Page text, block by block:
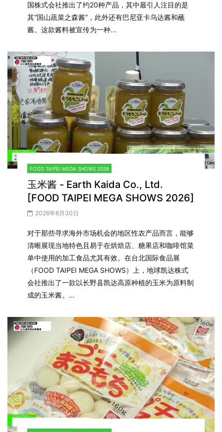
国株式会社推出了约20种产品，其中最引人注目的是
其“国山蔬菜之森酱”，此外还有巴尼亚卡乌达酱和蘸
酱。这款酱料被宣传为一种...
FOOD TAIPEI MEGA SHOWS 2026
玉米酱 - Earth Kaida Co., Ltd.
[FOOD TAIPEI MEGA SHOWS 2026]
2026年6月30日
对于那些寻求海外市场机会的地区性农产品而言，能够
清晰展现当地特色且易于在烘焙店、糖果店和咖啡馆菜
单中使用的加工食品尤其有效。在台北国际食品展
（FOOD TAIPEI MEGA SHOWS）上，地球凯达株式
会社推出了一款以长野县凯达高原种植的玉米为原料制
成的玉米酱。...